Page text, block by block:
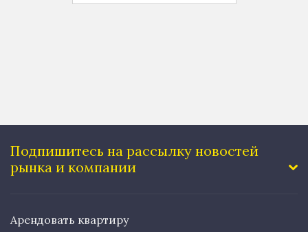
Подпишитесь на рассылку новостей
рынка и компании
Арендовать квартиру